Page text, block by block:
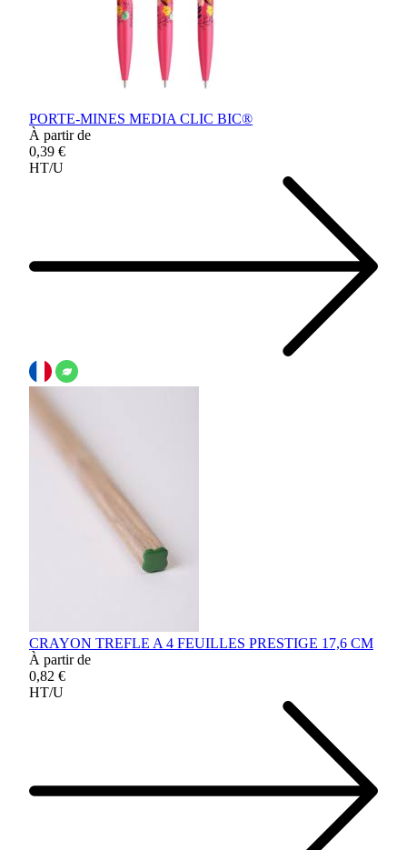
PORTE-MINES MEDIA CLIC BIC®
À partir de
0,39 €
HT/U
CRAYON TREFLE A 4 FEUILLES PRESTIGE 17,6 CM
À partir de
0,82 €
HT/U